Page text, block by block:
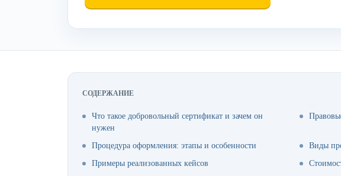
СОДЕРЖАНИЕ
Что такое добровольный сертификат и зачем он
нужен
Процедура оформления: этапы и особенности
Виды
Примеры реализованных кейсов